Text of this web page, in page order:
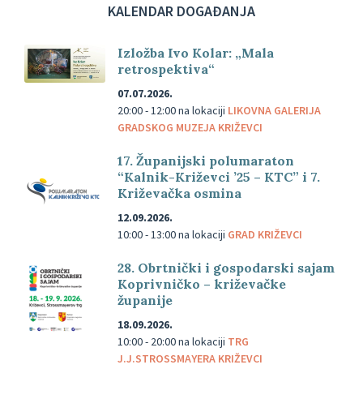
KALENDAR DOGAĐANJA
Izložba Ivo Kolar: „Mala
retrospektiva“
07.07.2026.
20:00 - 12:00na lokaciji LIKOVNA GALERIJA
GRADSKOG MUZEJA KRIŽEVCI
17. Županijski polumaraton
“Kalnik-Križevci ’25 – KTC” i 7.
Križevačka osmina
12.09.2026.
10:00 - 13:00na lokaciji GRAD KRIŽEVCI
28. Obrtnički i gospodarski sajam
Koprivničko – križevačke
županije
18.09.2026.
10:00 - 20:00na lokaciji TRG
J.J.STROSSMAYERA KRIŽEVCI